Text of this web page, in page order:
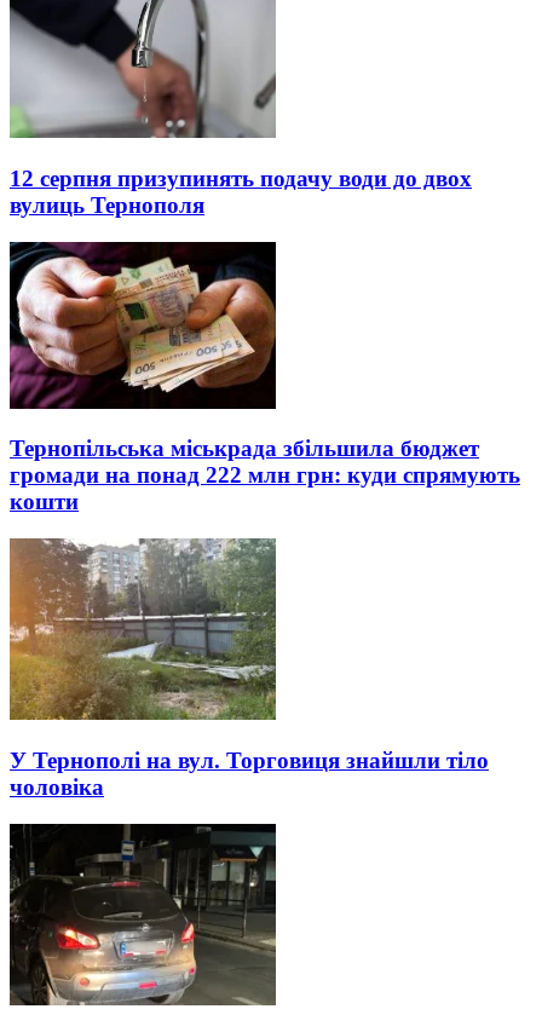
12 серпня призупинять подачу води до двох
вулиць Тернополя
Тернопільська міськрада збільшила бюджет
громади на понад 222 млн грн: куди спрямують
кошти
У Тернополі на вул. Торговиця знайшли тіло
чоловіка